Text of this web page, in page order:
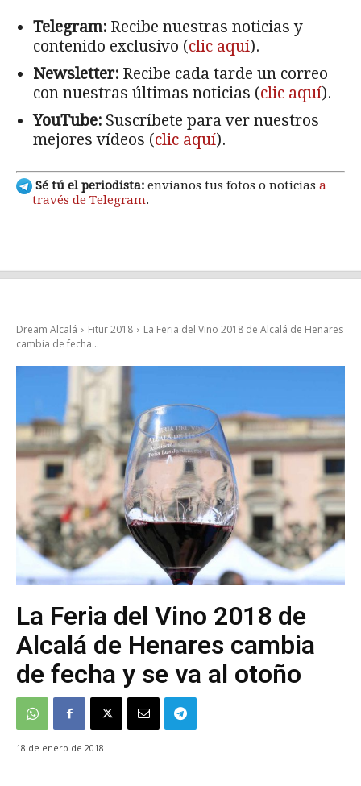
Telegram: Recibe nuestras noticias y
contenido exclusivo (clic aquí).
Newsletter: Recibe cada tarde un correo
con nuestras últimas noticias (clic aquí).
YouTube: Suscríbete para ver nuestros
mejores vídeos (clic aquí).
Sé tú el periodista: envíanos tus fotos o noticias a
través de Telegram.